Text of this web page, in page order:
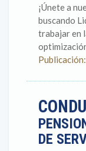
¡Únete a
buscando
trabajar en
DE